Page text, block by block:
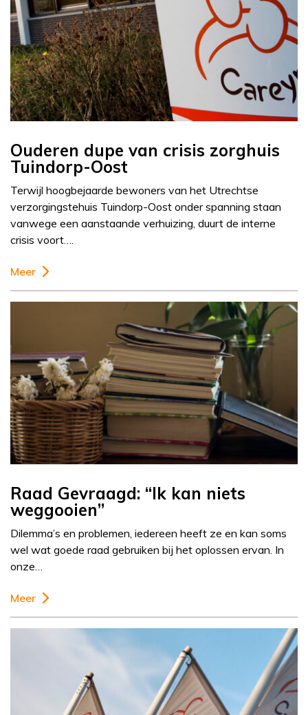
Ouderen dupe van crisis zorghuis
Tuindorp-Oost
Terwijl hoogbejaarde bewoners van het Utrechtse
verzorgingstehuis Tuindorp-Oost onder spanning staan
vanwege een aanstaande verhuizing, duurt de interne
crisis voort….
Meer
Raad Gevraagd: “Ik kan niets
weggooien”
Dilemma’s en problemen, iedereen heeft ze en kan soms
wel wat goede raad gebruiken bij het oplossen ervan. In
onze…
Meer